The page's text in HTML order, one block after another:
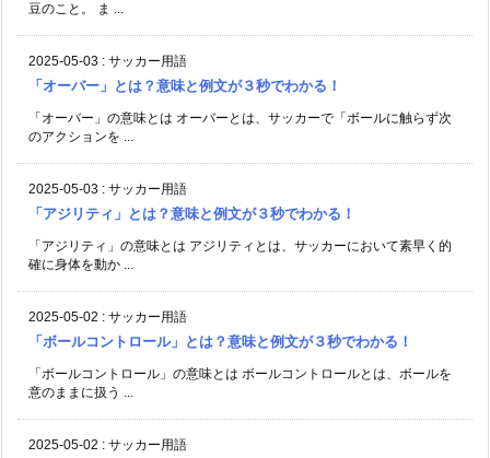
豆のこと。 ま ...
2025-05-03 : サッカー用語
「オーバー」とは？意味と例文が３秒でわかる！
「オーバー」の意味とは オーバーとは、サッカーで「ボールに触らず次
のアクションを ...
2025-05-03 : サッカー用語
「アジリティ」とは？意味と例文が３秒でわかる！
「アジリティ」の意味とは アジリティとは、サッカーにおいて素早く的
確に身体を動か ...
2025-05-02 : サッカー用語
「ボールコントロール」とは？意味と例文が３秒でわかる！
「ボールコントロール」の意味とは ボールコントロールとは、ボールを
意のままに扱う ...
2025-05-02 : サッカー用語